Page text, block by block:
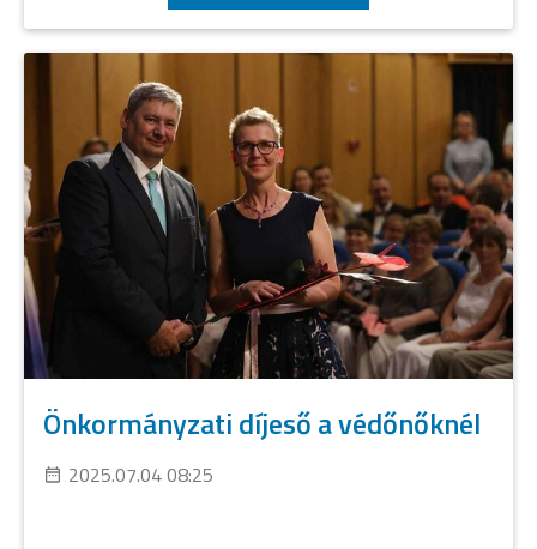
Önkormányzati díjeső a védőnőknél
2025.07.04 08:25